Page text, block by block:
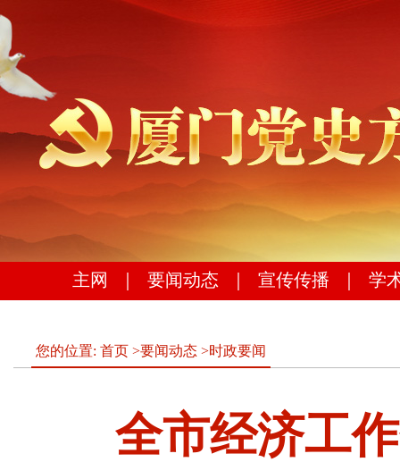
主网 要闻动态 宣传传播 学
您的位置: 首页 >要闻动态 >时政要闻
全市经济工